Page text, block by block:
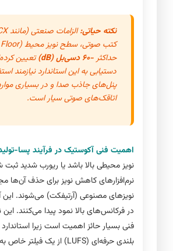
نکته حیاتی:
حداکثر-۶۰ دسی‌بل (dB)
تعیین
دستیابی به این استاندارد نیازمند
پنل‌های جاذب صدا و در بسیاری
اتاقک‌های صوتی سیار است.
اهمیت فنی آکوستیک در فرآیند پسا-
نویز محیطی بالا باشد یا ریورب شدید ثبت
نرم‌افزارهای کاهش نویز برای حذف آن‌ها
نویزهای مصنوعی (آرتیفکت) می‌شوند. این
در فرکانس‌های بالا نمود پیدا می‌کنند. این
فنی بسیار حائز اهمیت است زیرا استاندارد